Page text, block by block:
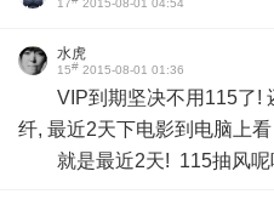
17 2015-08-01 04:54
水虎
15# 2015-08-01 01:36
VIP到期坚决不用115了!
纤, 最近2天下电影到电脑上
就是最近2天! 115抽风